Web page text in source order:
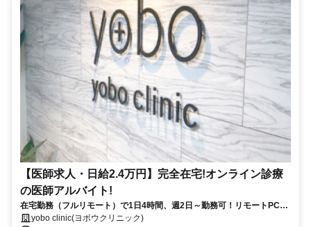
【医師求人・日給2.4万円】完全在宅!オンライン診療
の医師アルバイト!
在宅勤務（フルリモート）で1日4時間、週2日～勤務可！リモートPC・
スマホ支給！
yobo clinic(ヨボウクリニック)